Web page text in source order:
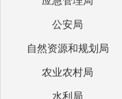
公安局
自然资源和规划局
农业农村局
水利局